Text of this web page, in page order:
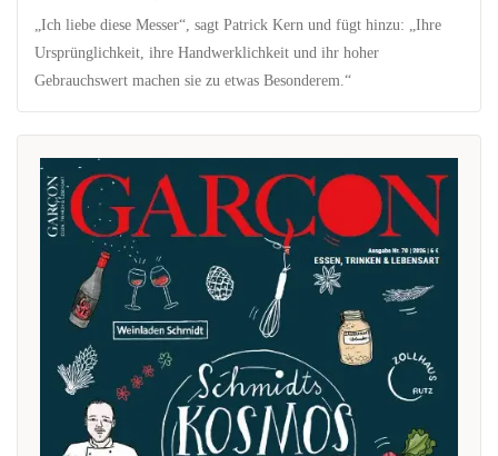
„Ich liebe diese Messer“, sagt Patrick Kern und fügt hinzu: „Ihre
Ursprünglichkeit, ihre Handwerklichkeit und ihr hoher
Gebrauchswert machen sie zu etwas Besonderem.“